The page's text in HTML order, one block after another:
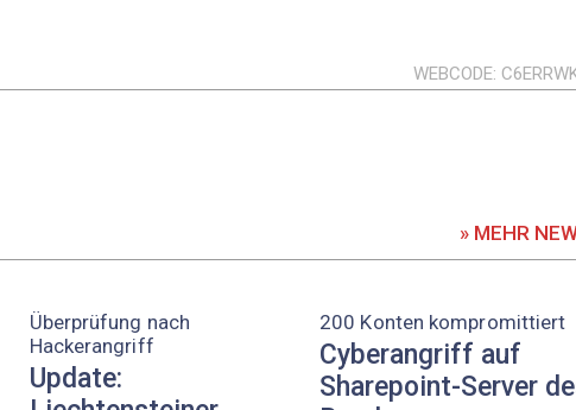
WEBCODE
» MEHR
Überprüfung nach
Hackerangriff
Update:
200 Konten kompromittiert
Cyberangriff auf
Sharepoint-Server